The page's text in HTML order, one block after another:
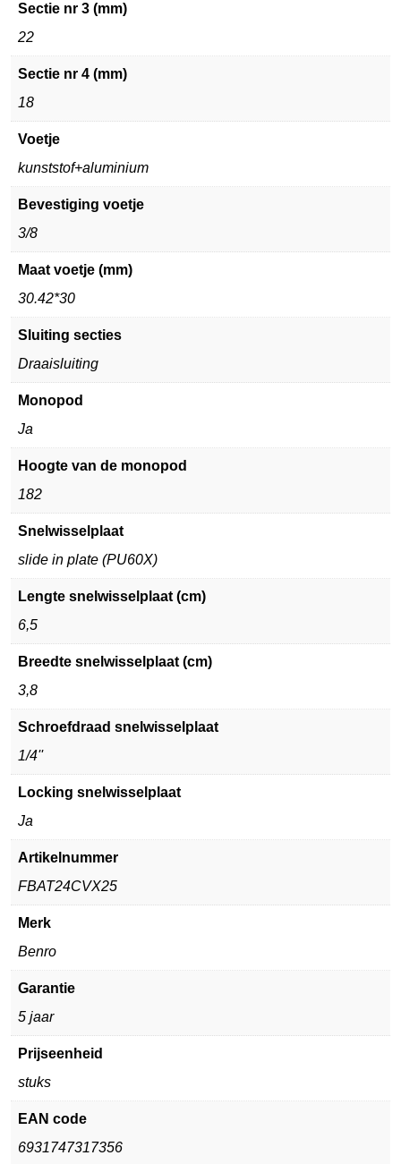
Sectie nr 3 (mm)
22
Sectie nr 4 (mm)
18
Voetje
kunststof+aluminium
Bevestiging voetje
3/8
Maat voetje (mm)
30.42*30
Sluiting secties
Draaisluiting
Monopod
Ja
Hoogte van de monopod
182
Snelwisselplaat
slide in plate (PU60X)
Lengte snelwisselplaat (cm)
6,5
Breedte snelwisselplaat (cm)
3,8
Schroefdraad snelwisselplaat
1/4''
Locking snelwisselplaat
Ja
Artikelnummer
FBAT24CVX25
Merk
Benro
Garantie
5 jaar
Prijseenheid
stuks
EAN code
6931747317356